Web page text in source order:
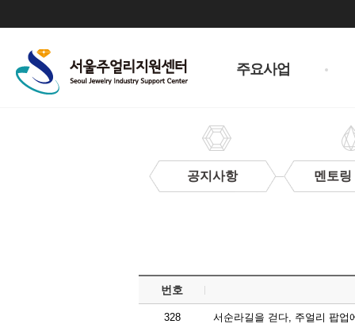
주요사업
공지사항 멘토링
번호
328 서순라길을 걷다, 주얼리 팝업